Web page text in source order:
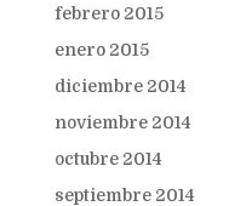
febrero 2015
enero 2015
diciembre 2014
noviembre 2014
octubre 2014
septiembre 2014